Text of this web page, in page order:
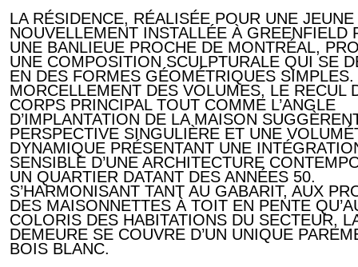
LA RÉSIDENCE, RÉALISÉE POUR UNE
NOUVELLEMENT INSTALLÉE À GREENFIELD
UNE BANLIEUE PROCHE DE MONTRÉAL,
UNE COMPOSITION SCULPTURALE QUI SE
EN DES FORMES GÉOMÉTRIQUES SIMPLES.
MORCELLEMENT DES VOLUMES, LE RECUL
CORPS PRINCIPAL TOUT COMME L’ANGLE
D’IMPLANTATION DE LA MAISON
PERSPECTIVE SINGULIÈRE ET UNE
DYNAMIQUE PRÉSENTANT UNE
SENSIBLE D’UNE ARCHITECTURE
UN QUARTIER DATANT DES ANNÉES 50.
S’HARMONISANT TANT AU GABARIT, AUX
DES MAISONNETTES À TOIT EN PENTE
COLORIS DES HABITATIONS DU SECTEUR,
DEMEURE SE COUVRE D’UN UNIQUE
BOIS BLANC.